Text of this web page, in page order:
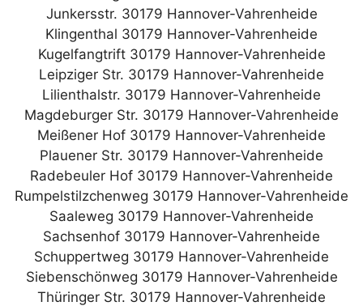
Junkersstr. 30179 Hannover-Vahrenheide
Klingenthal 30179 Hannover-Vahrenheide
Kugelfangtrift 30179 Hannover-Vahrenheide
Leipziger Str. 30179 Hannover-Vahrenheide
Lilienthalstr. 30179 Hannover-Vahrenheide
Magdeburger Str. 30179 Hannover-Vahrenheide
Meißener Hof 30179 Hannover-Vahrenheide
Plauener Str. 30179 Hannover-Vahrenheide
Radebeuler Hof 30179 Hannover-Vahrenheide
Rumpelstilzchenweg 30179 Hannover-Vahrenheide
Saaleweg 30179 Hannover-Vahrenheide
Sachsenhof 30179 Hannover-Vahrenheide
Schuppertweg 30179 Hannover-Vahrenheide
Siebenschönweg 30179 Hannover-Vahrenheide
Thüringer Str. 30179 Hannover-Vahrenheide